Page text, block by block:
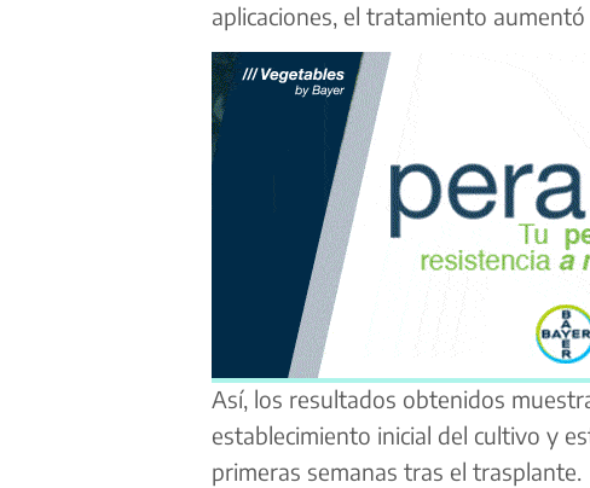
aplicaciones, el tratamiento
Así, los resultados obtenidos
establecimiento inicial del cultivo y
primeras semanas tras el trasplante.